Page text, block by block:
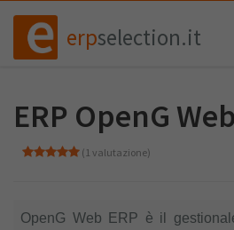
erpselection.it
ERP OpenG Web
(1 valutazione)
OpenG Web ERP è il